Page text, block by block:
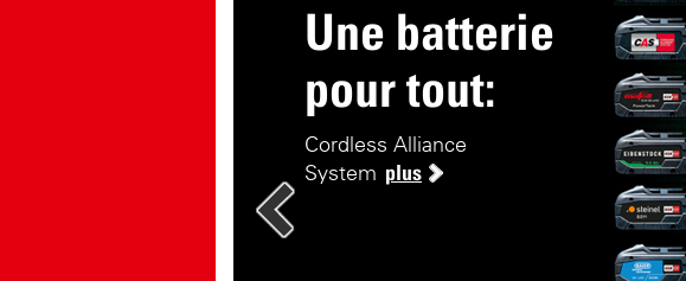
Une batterie
pour tout:
Cordless Alliance
System plus